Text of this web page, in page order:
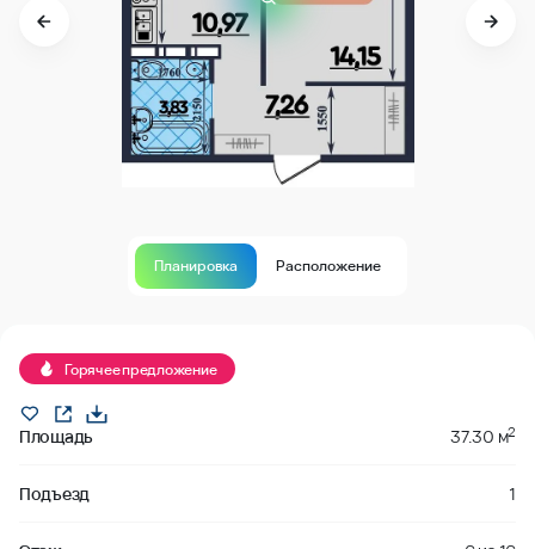
Планировка Расположение
Горячее предложение
Площадь 37.30 м2
Подъезд 1